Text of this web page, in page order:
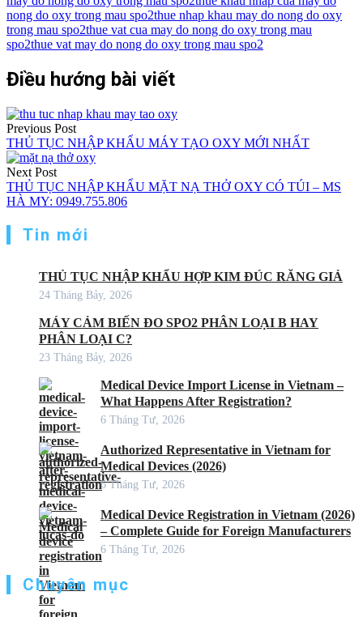
nong do oxy trong mau spo2thue nhap khau may do nong do oxy
trong mau spo2thue vat cua may do nong do oxy trong mau
spo2thue vat may do nong do oxy trong mau spo2
Điều hướng bài viết
Previous Post
THỦ TỤC NHẬP KHẨU MÁY TẠO OXY MỚI NHẤT
Next Post
THỦ TỤC NHẬP KHẨU MẶT NẠ THỞ OXY CÓ TÚI – MS
HÀ MY: 0949.755.806
Tin mới
THỦ TỤC NHẬP KHẨU HỢP KIM ĐÚC RĂNG GIẢ
24 Tháng Bảy, 2026
MÁY CẢM BIẾN ĐO SPO2 PHÂN LOẠI B HAY
PHÂN LOẠI C?
23 Tháng Bảy, 2026
Medical Device Import License in Vietnam –
What Happens After Registration?
6 Tháng Tư, 2026
Authorized Representative in Vietnam for
Medical Devices (2026)
6 Tháng Tư, 2026
Medical Device Registration in Vietnam (2026)
– Complete Guide for Foreign Manufacturers
6 Tháng Tư, 2026
Chuyên mục